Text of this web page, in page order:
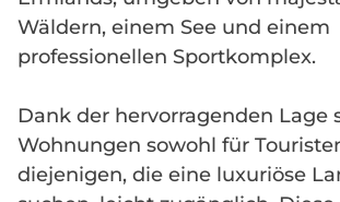
Wäldern, einem See und einem
professionellen Sportkomplex.
Dank der hervorragenden Lage
Wohnungen sowohl für
diejenigen, die eine luxuriöse